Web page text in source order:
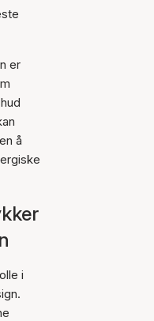
er
å
i